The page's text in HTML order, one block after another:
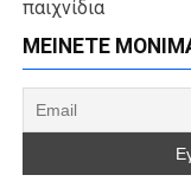
παιχνίδια
ΜΕΊΝΕΤΕ